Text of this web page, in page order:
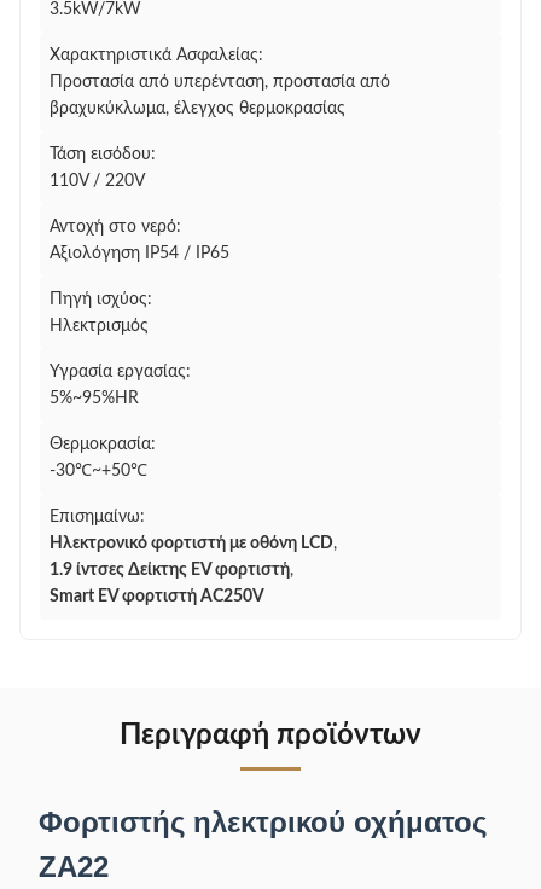
3.5kW/7kW
Χαρακτηριστικά Ασφαλείας:
Προστασία από υπερένταση, προστασία από
βραχυκύκλωμα, έλεγχος θερμοκρασίας
Τάση εισόδου:
110V / 220V
Αντοχή στο νερό:
Αξιολόγηση IP54 / IP65
Πηγή ισχύος:
Ηλεκτρισμός
Υγρασία εργασίας:
5%~95%HR
Θερμοκρασία:
-30℃~+50℃
Επισημαίνω:
Ηλεκτρονικό φορτιστή με οθόνη LCD,
1.9 ίντσες Δείκτης EV φορτιστή,
Smart EV φορτιστή AC250V
Περιγραφή προϊόντων
Φορτιστής ηλεκτρικού οχήματος
ZA22